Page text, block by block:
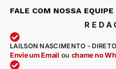
FALE COM NOSSA EQUIPE
LAILSON NASCIMENTO -
Envie um Email ou chame no